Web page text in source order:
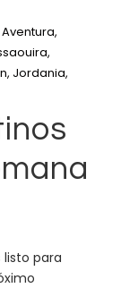
Aventura,
,
, Jordania,
para